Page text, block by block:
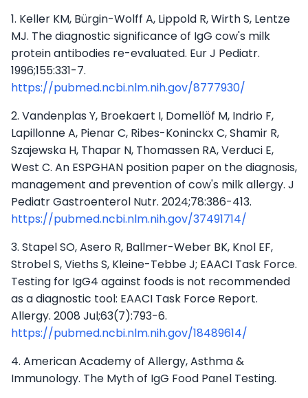
1. Keller KM, Bürgin-Wolff A, Lippold R, Wirth S, Lentze
MJ. The diagnostic significance of IgG cow's milk
protein antibodies re-evaluated. Eur J Pediatr.
1996;155:331-7.
https://pubmed.ncbi.nlm.nih.gov/8777930/
2. Vandenplas Y, Broekaert I, Domellöf M, Indrio F,
Lapillonne A, Pienar C, Ribes-Koninckx C, Shamir R,
Szajewska H, Thapar N, Thomassen RA, Verduci E,
West C. An ESPGHAN position paper on the diagnosis,
management and prevention of cow's milk allergy. J
Pediatr Gastroenterol Nutr. 2024;78:386-413.
https://pubmed.ncbi.nlm.nih.gov/37491714/
3. Stapel SO, Asero R, Ballmer-Weber BK, Knol EF,
Strobel S, Vieths S, Kleine-Tebbe J; EAACI Task Force.
Testing for IgG4 against foods is not recommended
as a diagnostic tool: EAACI Task Force Report.
Allergy. 2008 Jul;63(7):793-6.
https://pubmed.ncbi.nlm.nih.gov/18489614/
4. American Academy of Allergy, Asthma &
Immunology. The Myth of IgG Food Panel Testing.